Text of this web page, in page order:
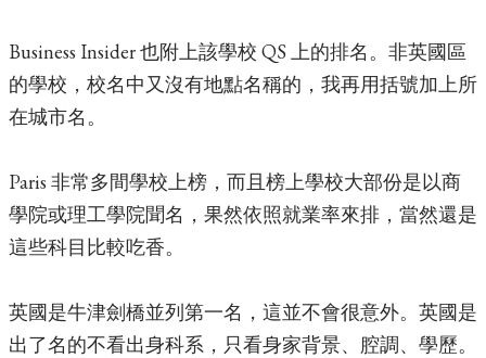
Business Insider 也附上該學校 QS 上的排名。非英國區
的學校，校名中又沒有地點名稱的，我再用括號加上所
在城市名。
Paris 非常多間學校上榜，而且榜上學校大部份是以商
學院或理工學院聞名，果然依照就業率來排，當然還是
這些科目比較吃香。
英國是牛津劍橋並列第一名，這並不會很意外。英國是
出了名的不看出身科系，只看身家背景、腔調、學歷。